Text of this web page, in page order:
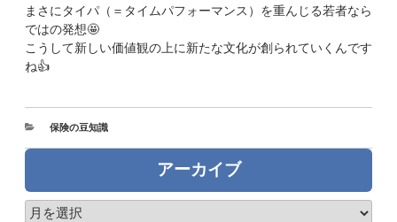
まさにタイパ（＝タイムパフォーマンス）を重んじる若者なら
ではの発想🤩
こうして新しい価値観の上に新たな文化が創られていくんです
ね👍
カ
保険の豆知識
アーカイブ
ア